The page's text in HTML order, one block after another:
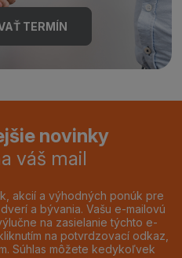
TERMÍN
novinky
váš mail
akcií a výhodných ponúk pre
a bývania. Vašu e-mailovú
na zasielanie týchto e-
na potvrdzovací odkaz,
Súhlas môžete kedykoľvek